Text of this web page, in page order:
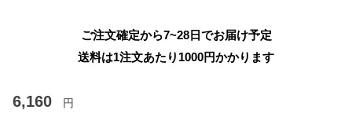
ご注文確定から7~28日でお届け予定
送料は1注文あたり 1000円かかります
6,160 円